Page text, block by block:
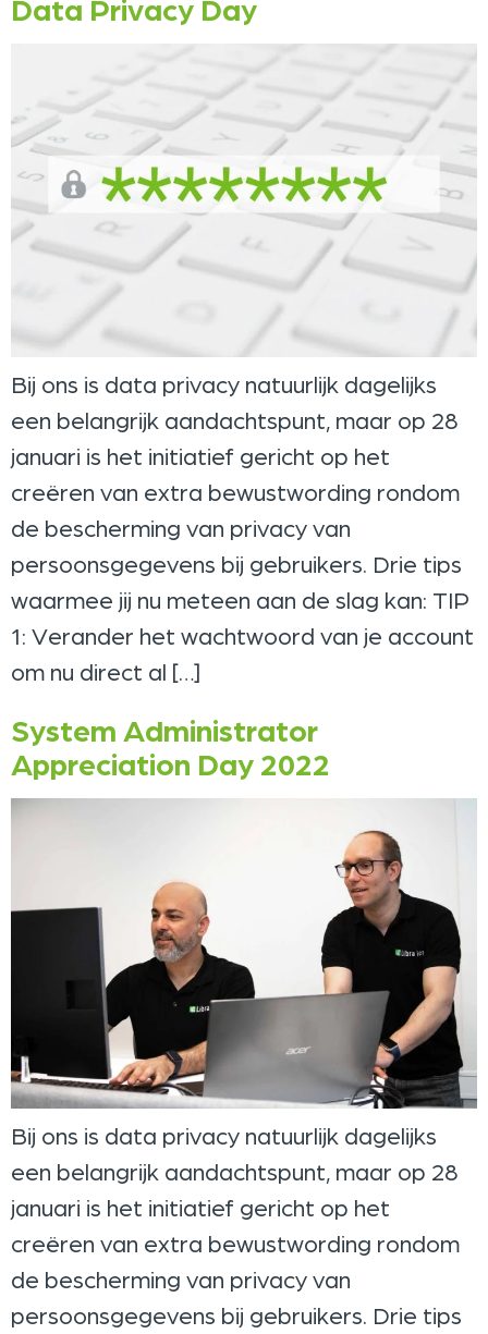
Data Privacy Day
Bij ons is data privacy natuurlijk dagelijks
een belangrijk aandachtspunt, maar op 28
januari is het initiatief gericht op het
creëren van extra bewustwording rondom
de bescherming van privacy van
persoonsgegevens bij gebruikers. Drie tips
waarmee jij nu meteen aan de slag kan: TIP
1: Verander het wachtwoord van je account
om nu direct al […]
System Administrator
Appreciation Day 2022
Bij ons is data privacy natuurlijk dagelijks
een belangrijk aandachtspunt, maar op 28
januari is het initiatief gericht op het
creëren van extra bewustwording rondom
de bescherming van privacy van
persoonsgegevens bij gebruikers. Drie tips